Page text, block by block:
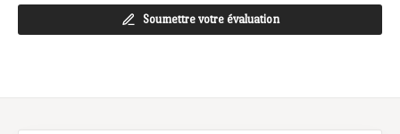
Soumettre votre évaluation